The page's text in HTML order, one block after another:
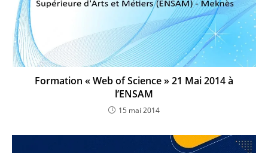
Formation « Web of Science » 21 Mai 2014 à
l’ENSAM
15 mai 2014